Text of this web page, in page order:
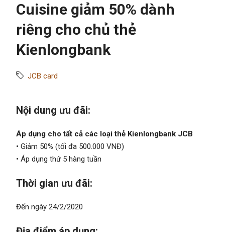
Cuisine giảm 50% dành
riêng cho chủ thẻ
Kienlongbank
JCB card
Nội dung ưu đãi:
Áp dụng cho tất cả các loại thẻ Kienlongbank JCB
• Giảm 50% (tối đa 500.000 VNĐ)
• Áp dụng thứ 5 hàng tuần
Thời gian ưu đãi:
Đến ngày 24/2/2020